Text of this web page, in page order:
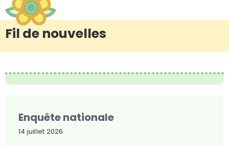
Fil de nouvelles
Enquête nationale
14 juillet 2026